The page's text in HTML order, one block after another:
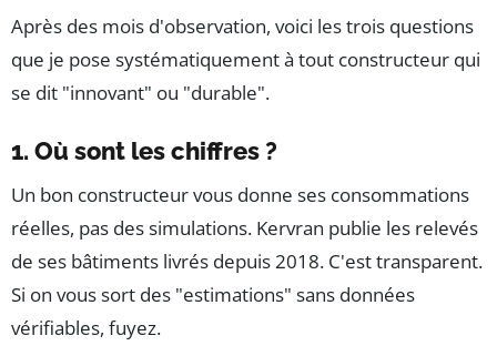
Après des mois d'observation, voici les trois questions
que je pose systématiquement à tout constructeur qui
se dit "innovant" ou "durable".
1. Où sont les chiffres ?
Un bon constructeur vous donne ses consommations
réelles, pas des simulations. Kervran publie les relevés
de ses bâtiments livrés depuis 2018. C'est transparent.
Si on vous sort des "estimations" sans données
vérifiables, fuyez.